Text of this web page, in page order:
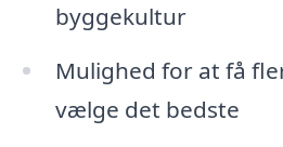
byggekultur
Mulighed for at få
vælge det bedste